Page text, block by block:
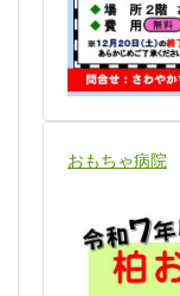
おもちゃ病院